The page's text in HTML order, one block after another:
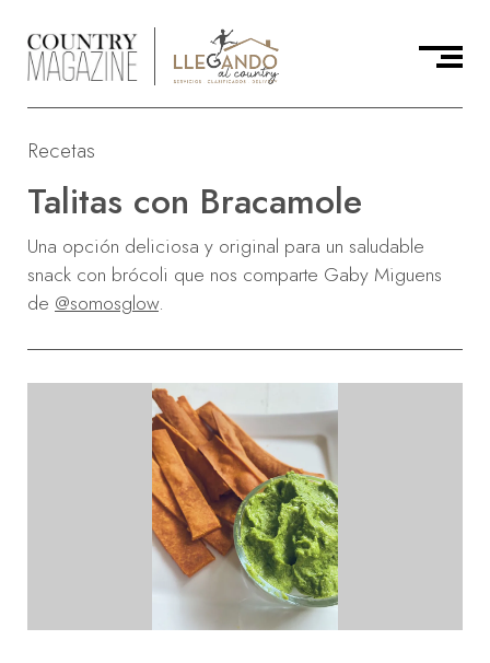
Recetas
Talitas con Bracamole
Una opción deliciosa y original para un saludable
snack con brócoli que nos comparte Gaby Miguens
de @somosglow.